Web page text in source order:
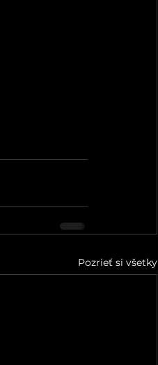
Pozrieť si všetky